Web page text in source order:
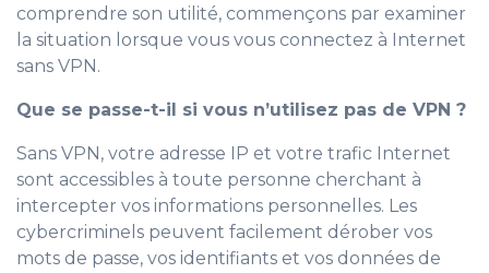
comprendre son utilité, commençons par examiner
la situation lorsque vous vous connectez à Internet
sans VPN.
Que se passe-t-il si vous n’utilisez pas de VPN ?
Sans VPN, votre adresse IP et votre trafic Internet
sont accessibles à toute personne cherchant à
intercepter vos informations personnelles. Les
cybercriminels peuvent facilement dérober vos
mots de passe, vos identifiants et vos données de